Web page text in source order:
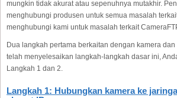
mungkin tidak akurat atau sepenuhnya mutakhir.
menghubungi produsen untuk semua masalah
menghubungi kami untuk masalah terkait
Dua langkah pertama berkaitan dengan kamera
telah menyelesaikan langkah-langkah dasar ini,
Langkah 1 dan 2.
Langkah 1: Hubungkan kamera ke